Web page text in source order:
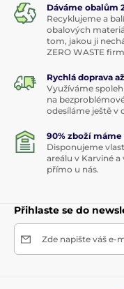
Dáváme obalům
Recyklujeme a
obalových
tom, jakou ji
ZERO WASTE
Rychlá doprava
Využíváme
na
odesíláme ještě v
90% zboží
Disponujeme
areálu v Karviné
přímo u nás.
Přihlaste se do
Zde napište váš e-